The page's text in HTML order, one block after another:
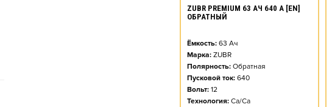
ZUBR PREMIUM 63 АЧ 640 А [EN]
ОБРАТНЫЙ
Ёмкость: 63 Ач
Марка: ZUBR
Полярность: Обратная
Пусковой ток: 640
Вольт: 12
Технология: Ca/Ca